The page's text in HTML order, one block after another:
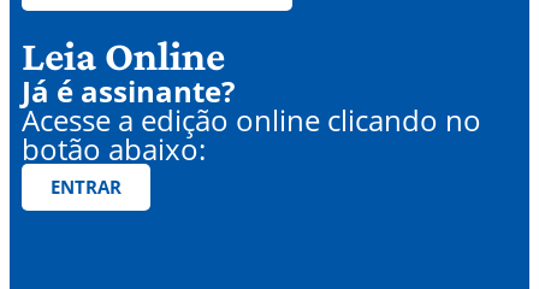
Leia Online
Já é assinante?
Acesse a edição online clicando no
botão abaixo:
ENTRAR